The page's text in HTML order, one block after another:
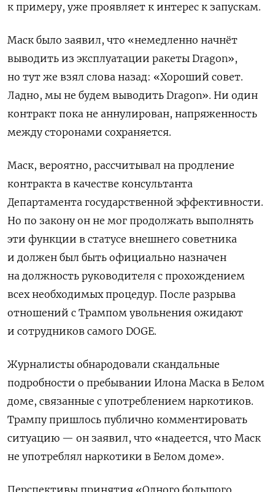
к примеру, уже проявляет к интерес к запускам.
Маск было заявил, что «немедленно начнёт
выводить из эксплуатации ракеты Dragon»,
но тут же взял слова назад: «Хороший совет.
Ладно, мы не будем выводить Dragon». Ни один
контракт пока не аннулирован, напряженность
между сторонами сохраняется.
Маск, вероятно, рассчитывал на продление
контракта в качестве консультанта
Департамента государственной эффективности.
Но по закону он не мог продолжать выполнять
эти функции в статусе внешнего советника
и должен был быть официально назначен
на должность руководителя с прохождением
всех необходимых процедур. После разрыва
отношений с Трампом увольнения ожидают
и сотрудников самого DOGE.
Журналисты обнародовали скандальные
подробности о пребывании Илона Маска в Белом
доме, связанные с употреблением наркотиков.
Трампу пришлось публично комментировать
ситуацию — он заявил, что «надеется, что Маск
не употреблял наркотики в Белом доме».